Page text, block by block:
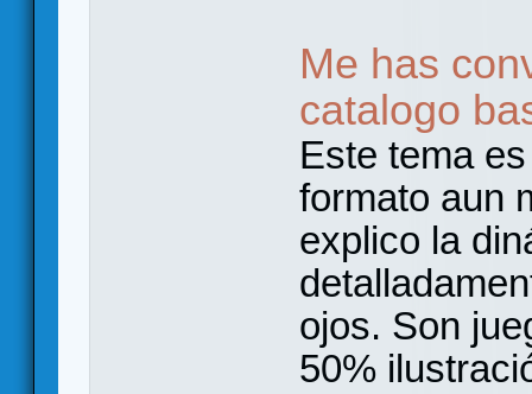
Me has
catalogo
Este tema
formato aun
explico la
ojos. Son
50%